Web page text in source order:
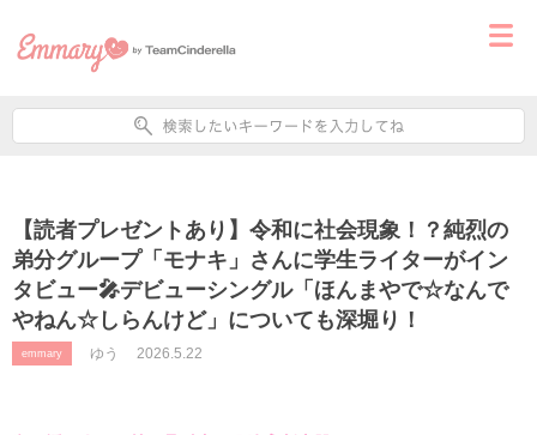
【読者プレゼントあり】令和に社会現象！？純烈の
弟分グループ「モナキ」さんに学生ライターがイン
タビュー🎤デビューシングル「ほんまやで☆なんで
やねん☆しらんけど」についても深堀り！
emmary ゆう 2026.5.22